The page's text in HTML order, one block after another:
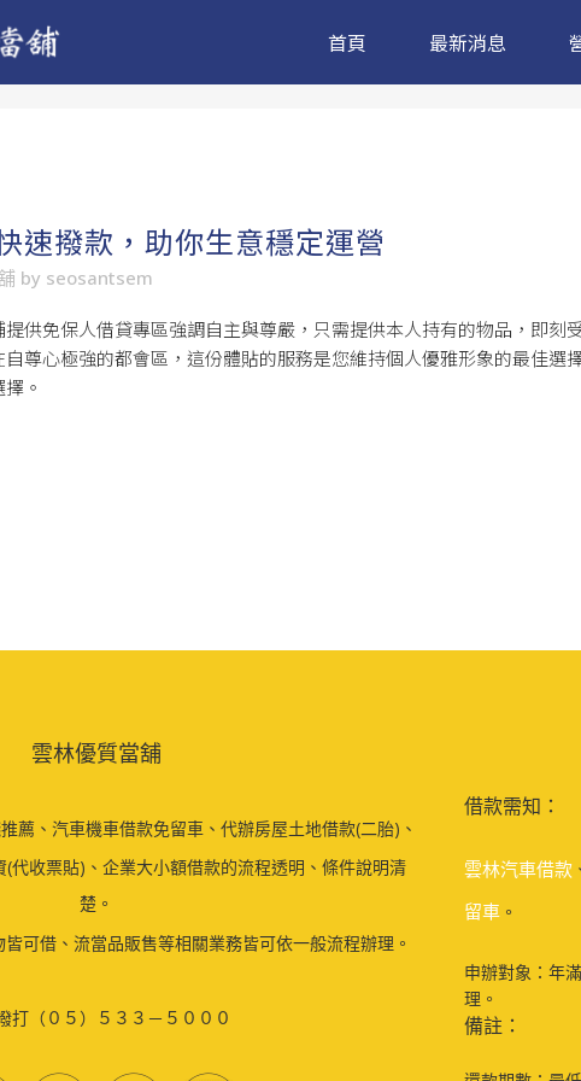
首頁 最新消息
速撥款，助你生意穩定運營
by seosantsem
提供免保人借貸專區強調自主與尊嚴，只需提供本人持有的物品，即
尊心極強的都會區，這份體貼的服務是您維持個人優雅形象的最佳
。
雲林優質當舖
薦、汽車機車借款免留車、代辦房屋土地借款(二胎)、
代收票貼)、企業大小額借款的流程透明、條件說明清
楚。
可借、流當品販售等相關業務皆可依一般流程辦理。
打（０５）５３３－５０００
借款需知：
雲林汽車借款
留車 。
申辦對象：年
理。
備註：